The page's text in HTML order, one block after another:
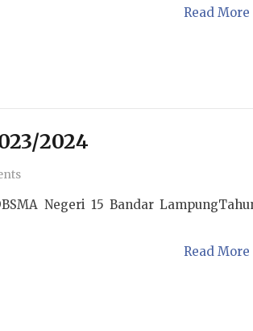
Read More
2024
Negeri 15 Bandar
Read More